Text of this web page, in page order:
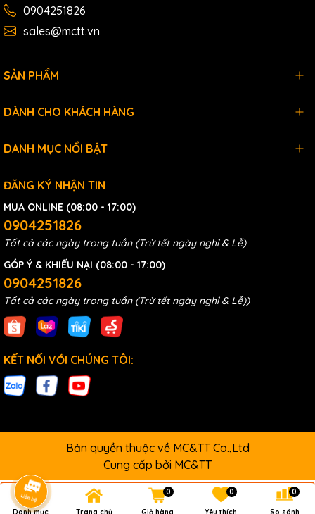
0904251826
sales@mctt.vn
SẢN PHẨM
DÀNH CHO KHÁCH HÀNG
DANH MỤC NỔI BẬT
ĐĂNG KÝ NHẬN TIN
MUA ONLINE (08:00 - 17:00)
0904251826
Tất cả các ngày trong tuần (Trừ tết ngày nghỉ & Lễ)
GÓP Ý & KHIẾU NẠI (08:00 - 17:00)
0904251826
Tất cả các ngày trong tuần (Trừ tết ngày nghỉ & Lễ))
KẾT NỐI VỚI CHÚNG TÔI:
Bản quyền thuộc về MC&TT Co.,Ltd
Cung cấp bởi MC&TT
0 0 0